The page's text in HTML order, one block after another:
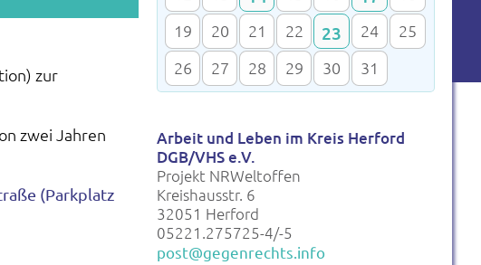
zur
zwei Jahren
(Parkplatz
19
20 21 22 23 24
25
26
27 28 29 30 31
Arbeit und Leben im Kreis Herford
DGB/VHS e.V.
Projekt NRWeltoffen
Kreishausstr. 6
32051 Herford
05221.275725-4/-5
post@gegenrechts.info